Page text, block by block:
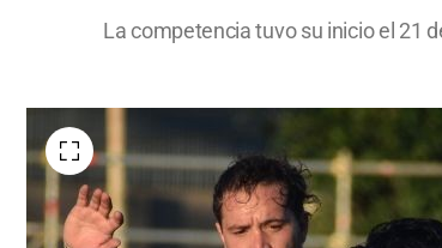
La competencia tuvo su inicio el 21